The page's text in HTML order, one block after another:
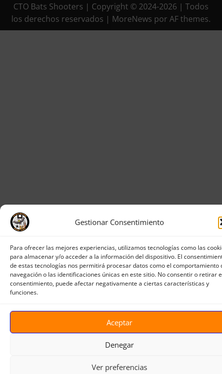
Gestionar Consentimiento
Para ofrecer las mejores experiencias, utilizamos tecnologías como las
para almacenar y/o acceder a la información del dispositivo. El
de estas tecnologías nos permitirá procesar datos como el comportamiento
navegación o las identificaciones únicas en este sitio. No consentir o retirar
consentimiento, puede afectar negativamente a ciertas características y
funciones.
Aceptar
Denegar
Ver preferencias
CTO Bats Shooters | Copyright © 2024-2026 | Todos
los derechos reservados | MoreNews por AF themes.